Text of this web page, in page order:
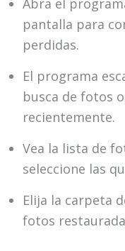
Abra el
pantalla para
perdidas.
El programa
busca de fotos
recientemente.
Vea la lista de
seleccione las
Elija la carpeta
fotos